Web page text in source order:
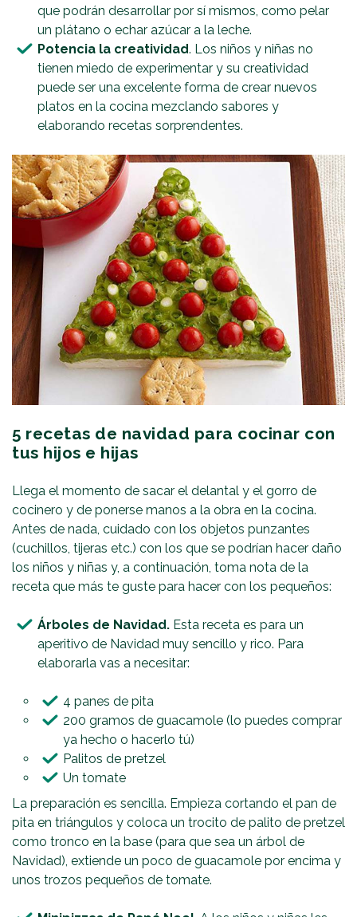
que podrán desarrollar por sí mismos, como pelar
un plátano o echar azúcar a la leche.
Potencia la creatividad. Los niños y niñas no
tienen miedo de experimentar y su creatividad
puede ser una excelente forma de crear nuevos
platos en la cocina mezclando sabores y
elaborando recetas sorprendentes.
5 recetas de navidad para cocinar con
tus hijos e hijas
Llega el momento de sacar el delantal y el gorro de
cocinero y de ponerse manos a la obra en la cocina.
Antes de nada, cuidado con los objetos punzantes
(cuchillos, tijeras etc.) con los que se podrían hacer daño
los niños y niñas y, a continuación, toma nota de la
receta que más te guste para hacer con los pequeños:
Árboles de Navidad. Esta receta es para un
aperitivo de Navidad muy sencillo y rico. Para
elaborarla vas a necesitar:
4 panes de pita
200 gramos de guacamole (lo puedes comprar
ya hecho o hacerlo tú)
Palitos de pretzel
Un tomate
La preparación es sencilla. Empieza cortando el pan de
pita en triángulos y coloca un trocito de palito de pretzel
como tronco en la base (para que sea un árbol de
Navidad), extiende un poco de guacamole por encima y
unos trozos pequeños de tomate.